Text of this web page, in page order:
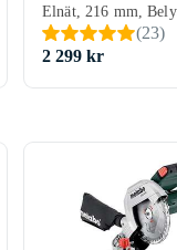
(23)
2 299 kr